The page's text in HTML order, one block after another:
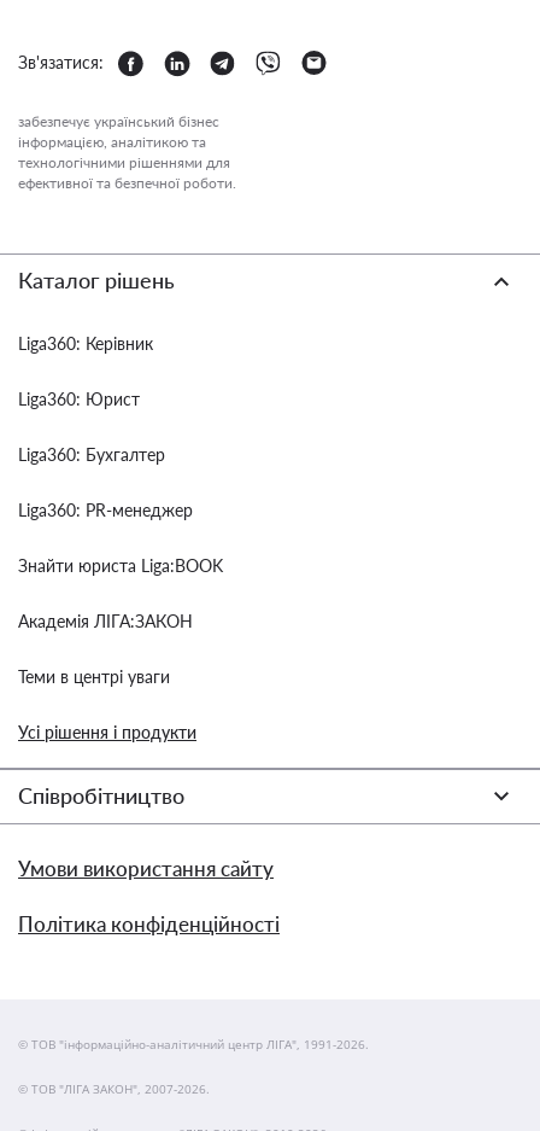
Зв'язатися:
забезпечує український бізнес
інформацією, аналітикою та
технологічними рішеннями для
ефективної та безпечної роботи.
Каталог рішень
Liga360: Керівник
Liga360: Юрист
Liga360: Бухгалтер
Liga360: PR-менеджер
Знайти юриста Liga:BOOK
Академія ЛІГА:ЗАКОН
Теми в центрі уваги
Усі рішення і продукти
Співробітництво
Умови використання сайту
Політика конфіденційності
© ТОВ "інформаційно-аналітичний центр ЛІГА", 1991-2026.
© ТОВ "ЛІГА ЗАКОН", 2007-2026.